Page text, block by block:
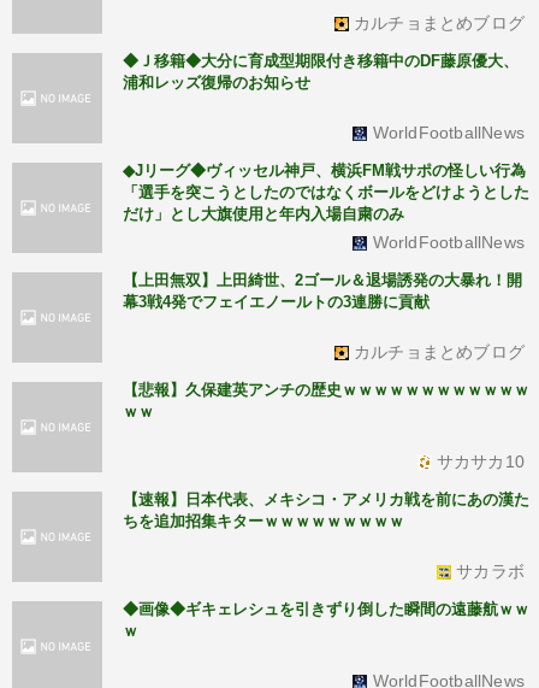
カルチョまとめブログ
◆Ｊ移籍◆大分に育成型期限付き移籍中のDF藤原優大、
浦和レッズ復帰のお知らせ
WorldFootballNews
◆Jリーグ◆ヴィッセル神戸、横浜FM戦サポの怪しい行為
「選手を突こうとしたのではなくボールをどけようとした
だけ」とし大旗使用と年内入場自粛のみ
WorldFootballNews
【上田無双】上田綺世、2ゴール＆退場誘発の大暴れ！開
幕3戦4発でフェイエノールトの3連勝に貢献
カルチョまとめブログ
【悲報】久保建英アンチの歴史ｗｗｗｗｗｗｗｗｗｗｗｗ
ｗｗ
サカサカ10
【速報】日本代表、メキシコ・アメリカ戦を前にあの漢た
ちを追加招集キターｗｗｗｗｗｗｗｗｗ
サカラボ
◆画像◆ギキェレシュを引きずり倒した瞬間の遠藤航ｗｗ
ｗ
WorldFootballNews